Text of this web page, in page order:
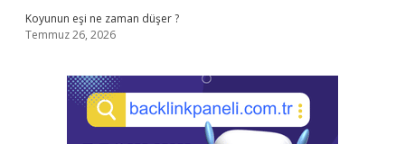
Koyunun eşi ne zaman düşer ?
Temmuz 26, 2026